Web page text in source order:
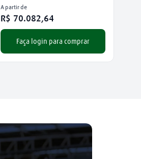
A partir de
R$ 70.082,64
Faça login para comprar